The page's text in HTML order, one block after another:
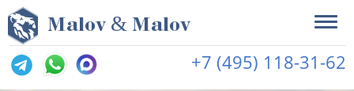
Malov & Malov
+7 (495) 118-31-62